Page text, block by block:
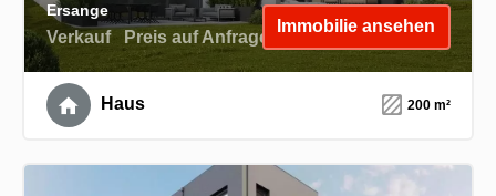
Ersange
Verkauf Preis auf Anfrage
Immobilie ansehen
Haus 200 m²